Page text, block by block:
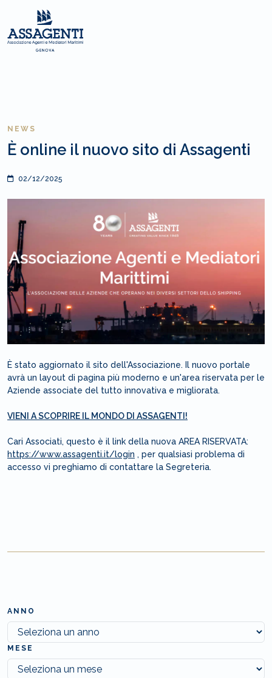
NEWS
È online il nuovo sito di Assagenti
02/12/2025
È stato aggiornato il sito dell'Associazione. Il nuovo portale
avrà un layout di pagina più moderno e un'area riservata per le
Aziende associate del tutto innovativa e migliorata.
VIENI A SCOPRIRE IL MONDO DI ASSAGENTI!
Cari Associati, questo è il link della nuova AREA RISERVATA:
https://www.assagenti.it/login , per qualsiasi problema di
accesso vi preghiamo di contattare la Segreteria.
ANNO
MESE